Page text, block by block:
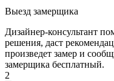
Выезд замерщика
Дизайнер-консультант
решения, даст
произведет замер и
замерщика бесплатный.
2